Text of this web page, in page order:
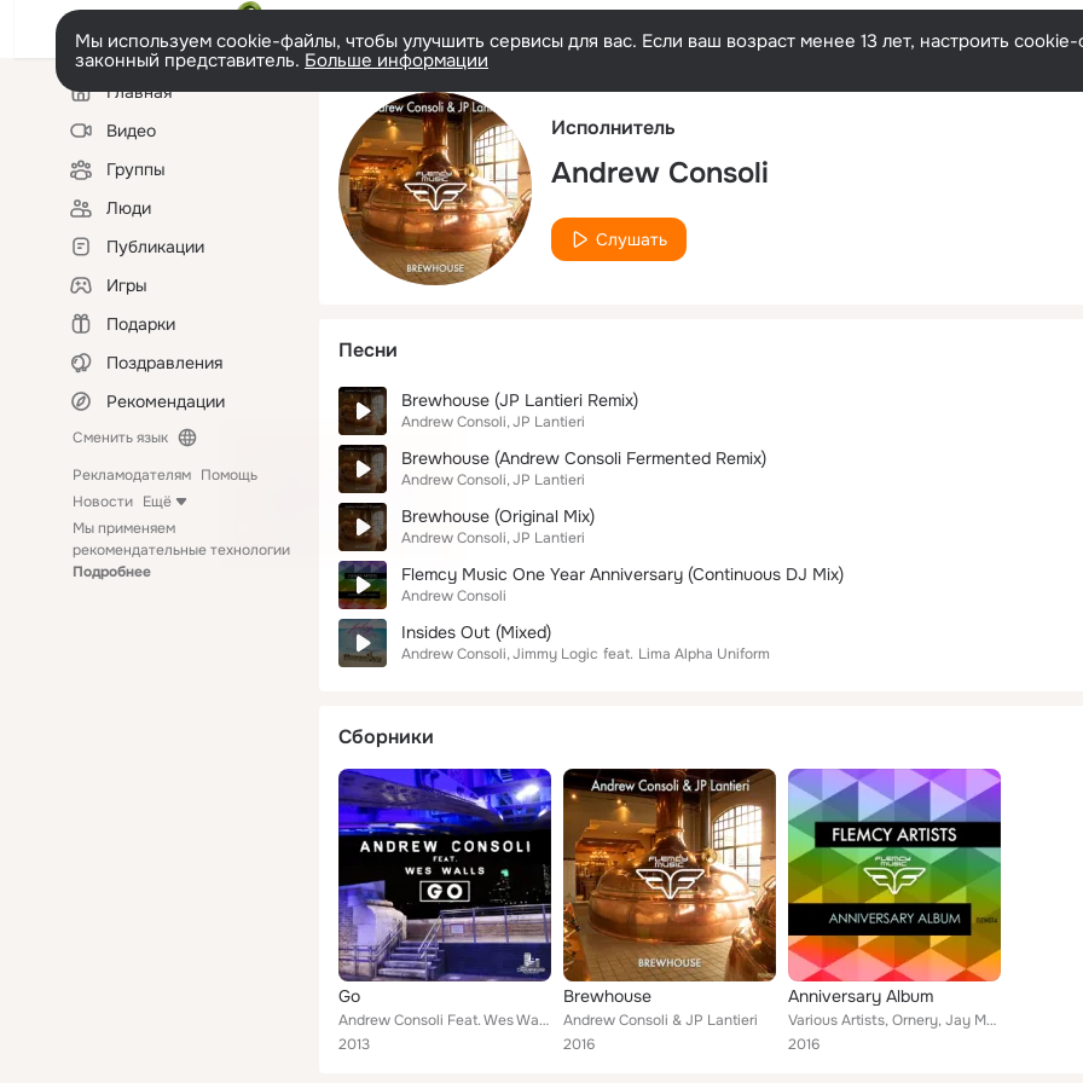
Мы используем cookie-файлы, чтобы улучшить сервисы для вас. Если ваш возраст менее 13 лет, настроить
законный представитель. Больше информации
Левая
колонкаГлавная
Видео
Группы
Люди
Публикации
Игры
Подарки
Поздравления
Рекомендации
Сменить язык
Рекламодателям Помощь
Новости Ещё
Мы применяем
рекомендательные технологии
Подробнее
Исполнитель
Andrew Consoli
Слушать
Песни
Brewhouse (JP Lantieri Remix)
Andrew Consoli JP Lantieri
Brewhouse (Andrew Consoli Fermented Remix)
Andrew Consoli JP Lantieri
Brewhouse (Original Mix)
Andrew Consoli JP Lantieri
Flemcy Music One Year Anniversary (Continuous DJ Mix)
Andrew Consoli
Insides Out (Mixed)
Andrew Consoli Jimmy Logic feat. Lima Alpha Uniform
Сборники
Go
Andrew Consoli Feat. Wes Walls
2013
Brewhouse
Andrew Consoli & JP Lantieri
2016
Anniversary Album
Various Artists, Ornery, Jay Maguire, Andrew Consoli, smoKINGhouse, Gautam Khaw, Mystik Vybe, JunoJuno, Peter Pavlov, JP Lantier...
2016